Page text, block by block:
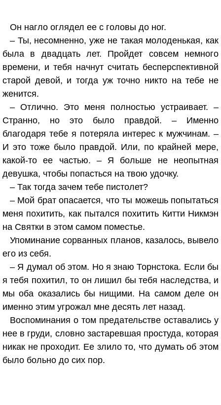
Он нагло оглядел ее с головы до ног.
– Ты, несомненно, уже не такая молоденькая, как
была в двадцать лет. Пройдет совсем немного
времени, и тебя начнут считать бесперспективной
старой девой, и тогда уж точно никто на тебе не
женится.
– Отлично. Это меня полностью устраивает. –
Странно, но это было правдой. – Именно
благодаря тебе я потеряла интерес к мужчинам. –
И это тоже было правдой. Или, по крайней мере,
какой-то ее частью. – Я больше не неопытная
девушка, чтобы попасться на твою удочку.
– Так тогда зачем тебе пистолет?
– Мой брат опасается, что ты можешь попытаться
меня похитить, как пытался похитить Китти Никмэн
на Святки в этом самом поместье.
Упоминание сорванных планов, казалось, вывело
его из себя.
– Я думал об этом. Но я знаю Торнстока. Если бы
я тебя похитил, то он лишил бы тебя наследства, и
мы оба оказались бы нищими. На самом деле он
именно этим угрожал мне десять лет назад.
Воспоминания о том предательстве оставались у
нее в груди, словно застаревшая простуда, которая
никак не проходит. Ее злило то, что думать об этом
было больно до сих пор.